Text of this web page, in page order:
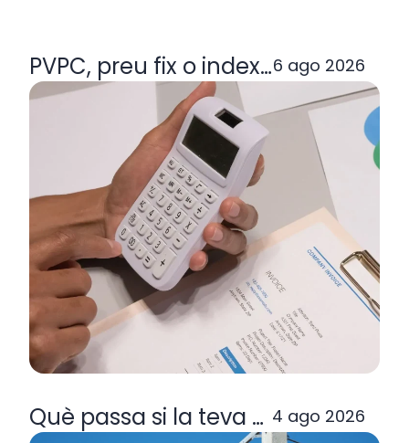
PVPC, preu fix o indexada: quina
6 ago 2026
Què passa si la teva 4 ago 2026